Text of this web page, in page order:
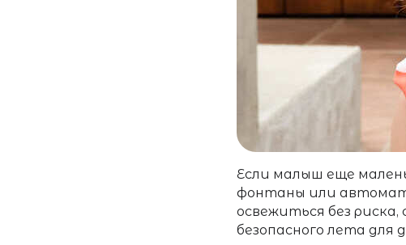
Если малыш еще
фонтаны или
освежиться без
безопасного лета для